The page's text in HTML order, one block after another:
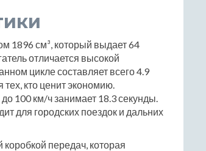
1896 см³, который выдает 64
отличается высокой
цикле составляет всего 4.9
кто ценит экономию.
100 км/ч занимает 18.3 секунды.
для городских поездок и дальних
передач, которая